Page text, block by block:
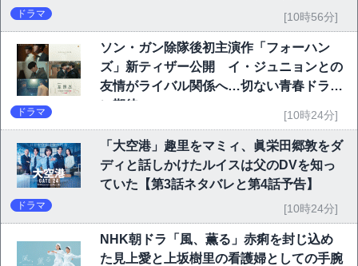
ドラマ [10時56分]
ソン・ガン除隊後初主演作「フォーハン
ズ」新ティザー公開 イ・ジュニョンとの
友情がライバル関係へ…切ない青春ドラマ
に期待
ドラマ [10時24分]
「大空港」趣里をマミィ、眞栄田郷敦をダ
ディと話しかけたルイスは父のDVを知っ
ていた【第3話ネタバレと第4話予告】
ドラマ [10時24分]
NHK朝ドラ「風、薫る」赤痢を封じ込め
た見上愛と上坂樹里の看護婦としての手腕